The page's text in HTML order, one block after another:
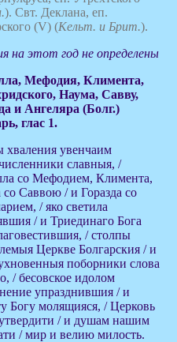
). Свт. Деклана, еп.
(V) (Кельт. и Брит.).
на этот год не определены
Мефодия, Климента,
Наума, Савву,
и Ангеляра (Болг.)
глас 1.
хваления увенчаим
славныя, /
со Мефодием, Климента,
Саввою / и Горазда со
/ яко светила
/ и Триединаго Бога
/ столпы
Церкве Болгарския / и
поборники слова
/ бесовское идолом
упразднившия / и
Богу молящияся, / Церковь
/ и душам нашим
/ мир и велию милость.